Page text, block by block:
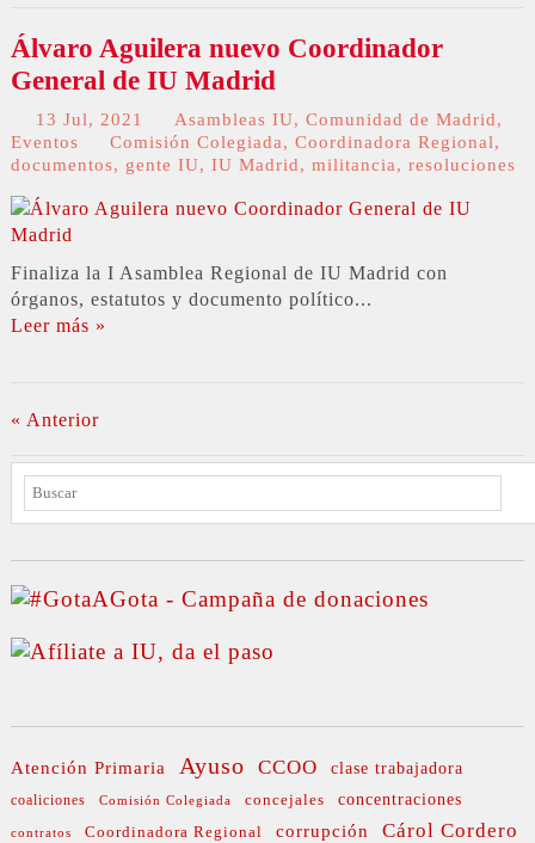
Álvaro Aguilera nuevo Coordinador
General de IU Madrid
13 Jul, 2021 Asambleas IU, Comunidad de Madrid,
Eventos
Comisión Colegiada, Coordinadora Regional,
documentos, gente IU, IU Madrid, militancia, resoluciones
Finaliza la I Asamblea Regional de IU Madrid con
órganos, estatutos y documento político...
Leer más »
« Anterior
BUSCAR
Atención Primaria Ayuso CCOO clase trabajadora
coaliciones Comisión Colegiada concejales concentraciones
contratos Coordinadora Regional corrupción Cárol Cordero